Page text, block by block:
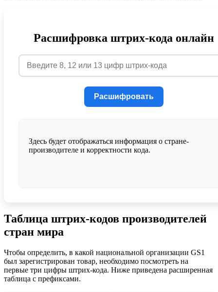
Расшифровка штрих-кода онлайн
Расшифровать
Здесь будет отображаться информация о стране-
производителе и корректности кода.
Таблица штрих-кодов производителей
стран мира
Чтобы определить, в какой национальной организации GS1
был зарегистрирован товар, необходимо посмотреть на
первые три цифры штрих-кода. Ниже приведена расширенная
таблица с префиксами.